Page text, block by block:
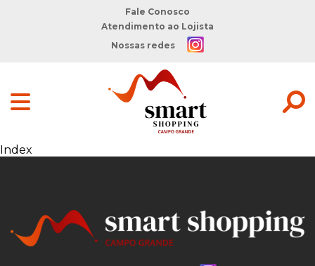
Fale Conosco
Atendimento ao Lojista
Nossas redes
Index